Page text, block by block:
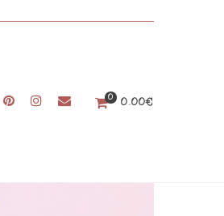
0 0.00€